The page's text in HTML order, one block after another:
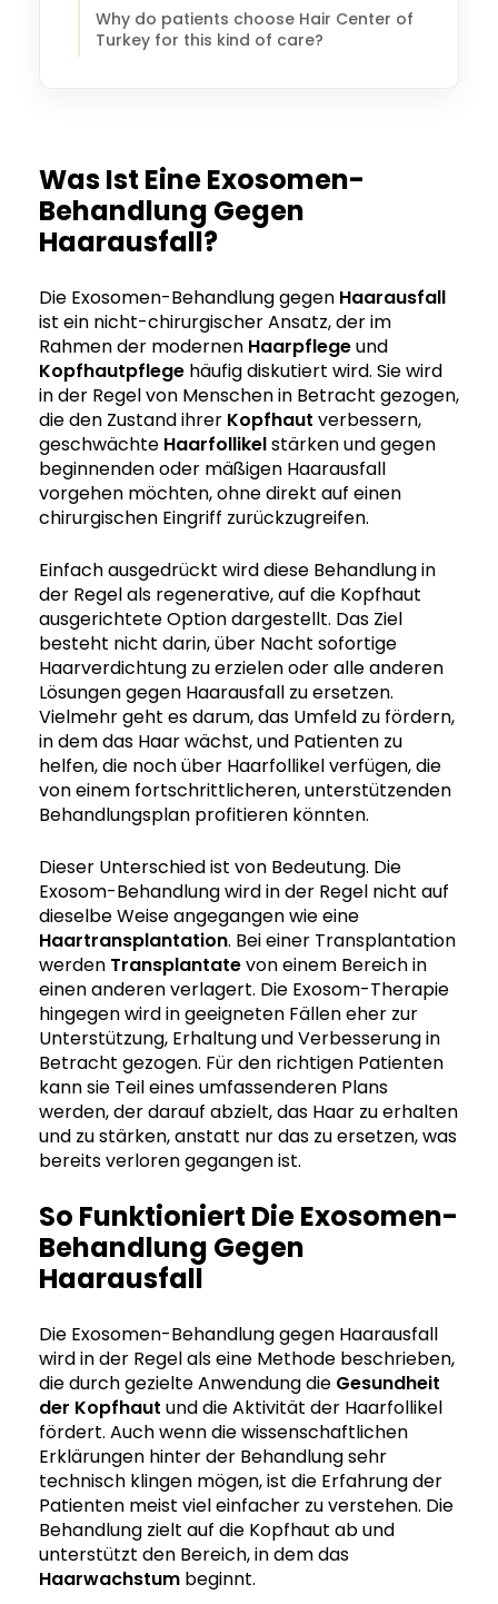
Why do patients choose Hair Center of
Turkey for this kind of care?
Was Ist Eine Exosomen-
Behandlung Gegen
Haarausfall?
Die Exosomen-Behandlung gegen Haarausfall
ist ein nicht-chirurgischer Ansatz, der im
Rahmen der modernen Haarpflegeund
Kopfhautpflege häufig diskutiert wird. Sie wird
in der Regel von Menschen in Betracht gezogen,
die den Zustand ihrer Kopfhaut verbessern,
geschwächte Haarfollikelstärken und gegen
beginnenden oder mäßigen Haarausfall
vorgehen möchten, ohne direkt auf einen
chirurgischen Eingriff zurückzugreifen.
Einfach ausgedrückt wird diese Behandlung in
der Regel als regenerative, auf die Kopfhaut
ausgerichtete Option dargestellt. Das Ziel
besteht nicht darin, über Nacht sofortige
Haarverdichtung zu erzielen oder alle anderen
Lösungen gegen Haarausfall zu ersetzen.
Vielmehr geht es darum, das Umfeld zu fördern,
in dem das Haar wächst, und Patienten zu
helfen, die noch über Haarfollikel verfügen, die
von einem fortschrittlicheren, unterstützenden
Behandlungsplan profitieren könnten.
Dieser Unterschied ist von Bedeutung. Die
Exosom-Behandlung wird in der Regel nicht auf
dieselbe Weise angegangen wie eine
Haartransplantation. Bei einer Transplantation
werden Transplantatevon einem Bereich in
einen anderen verlagert. Die Exosom-Therapie
hingegen wird in geeigneten Fällen eher zur
Unterstützung, Erhaltung und Verbesserung in
Betracht gezogen. Für den richtigen Patienten
kann sie Teil eines umfassenderen Plans
werden, der darauf abzielt, das Haar zu erhalten
und zu stärken, anstatt nur das zu ersetzen, was
bereits verloren gegangen ist.
So Funktioniert Die Exosomen-
Behandlung Gegen
Haarausfall
Die Exosomen-Behandlung gegen Haarausfall
wird in der Regel als eine Methode beschrieben,
die durch gezielte Anwendung die Gesundheit
der Kopfhaut und die Aktivität der Haarfollikel
fördert. Auch wenn die wissenschaftlichen
Erklärungen hinter der Behandlung sehr
technisch klingen mögen, ist die Erfahrung der
Patienten meist viel einfacher zu verstehen. Die
Behandlung zielt auf die Kopfhaut ab und
unterstützt den Bereich, in dem das
Haarwachstum beginnt.